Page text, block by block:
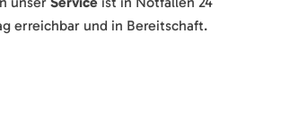
erreichbar und in Bereitschaft.